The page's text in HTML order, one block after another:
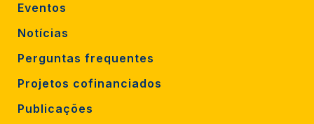
Eventos
Notícias
Perguntas frequentes
Projetos cofinanciados
Publicações